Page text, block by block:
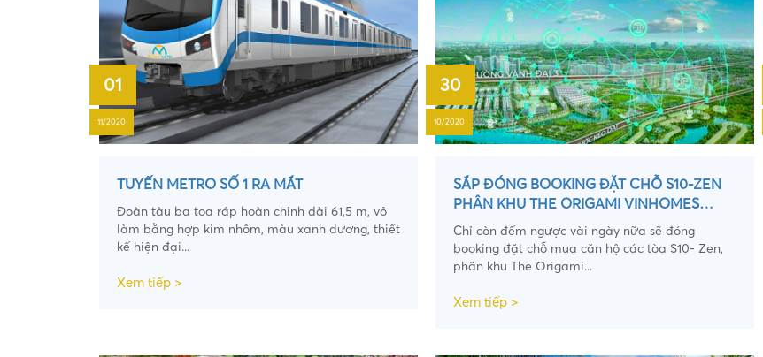
01
11/2020
TUYẾN METRO SỐ 1 RA MẮT
Đoàn tàu ba toa ráp hoàn chỉnh dài 61,5 m, vỏ
làm bằng hợp kim nhôm, màu xanh dương, thiết
kế hiện đại...
Xem tiếp >
30
10/2020
SẮP ĐÓNG BOOKING ĐẶT CHỖ S10-ZEN
PHÂN KHU THE ORIGAMI VINHOMES
GRAND PARK
Chỉ còn đếm ngược vài ngày nữa sẽ đóng
booking đặt chỗ mua căn hộ các tòa S10- Zen,
phân khu The Origami...
Xem tiếp >